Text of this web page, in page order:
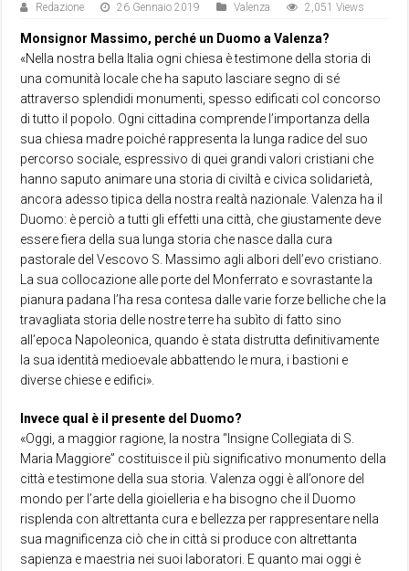
Redazione 26 Gennaio 2019 Valenza 2,051 Views
Monsignor Massimo, perché un Duomo a Valenza?
«Nella nostra bella Italia ogni chiesa è testimone della storia di
una comunità locale che ha saputo lasciare segno di sé
attraverso splendidi monumenti, spesso edificati col concorso
di tutto il popolo. Ogni cittadina comprende l’importanza della
sua chiesa madre poiché rappresenta la lunga radice del suo
percorso sociale, espressivo di quei grandi valori cristiani che
hanno saputo animare una storia di civiltà e civica solidarietà,
ancora adesso tipica della nostra realtà nazionale. Valenza ha il
Duomo: è perciò a tutti gli effetti una città, che giustamente deve
essere fiera della sua lunga storia che nasce dalla cura
pastorale del Vescovo S. Massimo agli albori dell’evo cristiano.
La sua collocazione alle porte del Monferrato e sovrastante la
pianura padana l’ha resa contesa dalle varie forze belliche che la
travagliata storia delle nostre terre ha subìto di fatto sino
all’epoca Napoleonica, quando è stata distrutta definitivamente
la sua identità medioevale abbattendo le mura, i bastioni e
diverse chiese e edifici».
Invece qual è il presente del Duomo?
«Oggi, a maggior ragione, la nostra “Insigne Collegiata di S.
Maria Maggiore” costituisce il più significativo monumento della
città e testimone della sua storia. Valenza oggi è all’onore del
mondo per l’arte della gioielleria e ha bisogno che il Duomo
risplenda con altrettanta cura e bellezza per rappresentare nella
sua magnificenza ciò che in città si produce con altrettanta
sapienza e maestria nei suoi laboratori. E quanto mai oggi è